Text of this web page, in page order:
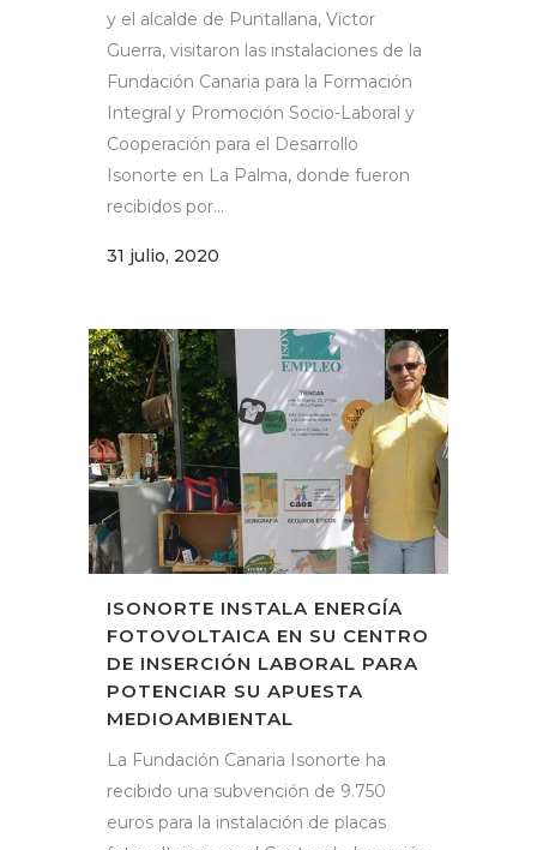
y el alcalde de Puntallana, Víctor
Guerra, visitaron las instalaciones de la
Fundación Canaria para la Formación
Integral y Promoción Socio-Laboral y
Cooperación para el Desarrollo
Isonorte en La Palma, donde fueron
recibidos por...
31 julio, 2020
ISONORTE INSTALA ENERGÍA
FOTOVOLTAICA EN SU CENTRO
DE INSERCIÓN LABORAL PARA
POTENCIAR SU APUESTA
MEDIOAMBIENTAL
La Fundación Canaria Isonorte ha
recibido una subvención de 9.750
euros para la instalación de placas